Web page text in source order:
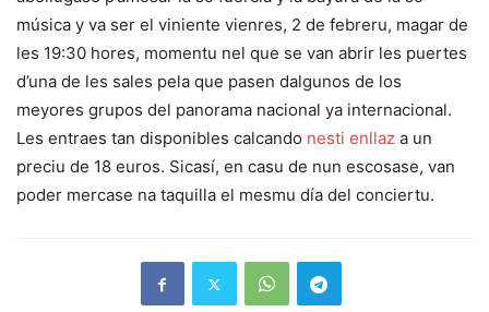
música y va ser el viniente vienres, 2 de febreru, magar de
les 19:30 hores, momentu nel que se van abrir les puertes
d’una de les sales pela que pasen dalgunos de los
meyores grupos del panorama nacional ya internacional.
Les entraes tan disponibles calcando nesti enllaz a un
preciu de 18 euros. Sicasí, en casu de nun escosase, van
poder mercase na taquilla el mesmu día del conciertu.